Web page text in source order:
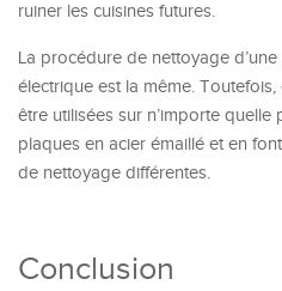
ruiner les cuisines futures.
La procédure de nettoyage d’une
électrique est la même.
être utilisées sur n’importe quelle
plaques en acier émaillé et en
de nettoyage différentes.
Conclusion